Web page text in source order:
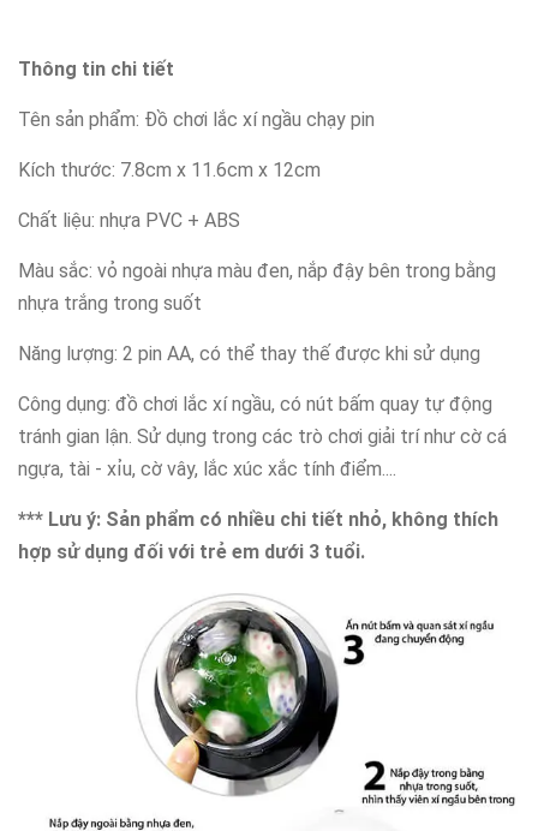
Thông tin chi tiết
Tên sản phẩm: Đồ chơi lắc xí ngầu chạy pin
Kích thước: 7.8cm x 11.6cm x 12cm
Chất liệu: nhựa PVC + ABS
Màu sắc: vỏ ngoài nhựa màu đen, nắp đậy bên trong bằng
nhựa trắng trong suốt
Năng lượng: 2 pin AA, có thể thay thế được khi sử dụng
Công dụng: đồ chơi lắc xí ngầu, có nút bấm quay tự động
tránh gian lận. Sử dụng trong các trò chơi giải trí như cờ cá
ngựa, tài - xỉu, cờ vây, lắc xúc xắc tính điểm....
*** Lưu ý: Sản phẩm có nhiều chi tiết nhỏ, không thích
hợp sử dụng đối với trẻ em dưới 3 tuổi.